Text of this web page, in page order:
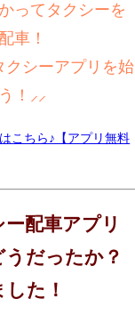
ってタクシーを
車！
クシーアプリを始
！⸝⸝
こちら♪【アプリ無料
配車アプリ
だったか？
た！